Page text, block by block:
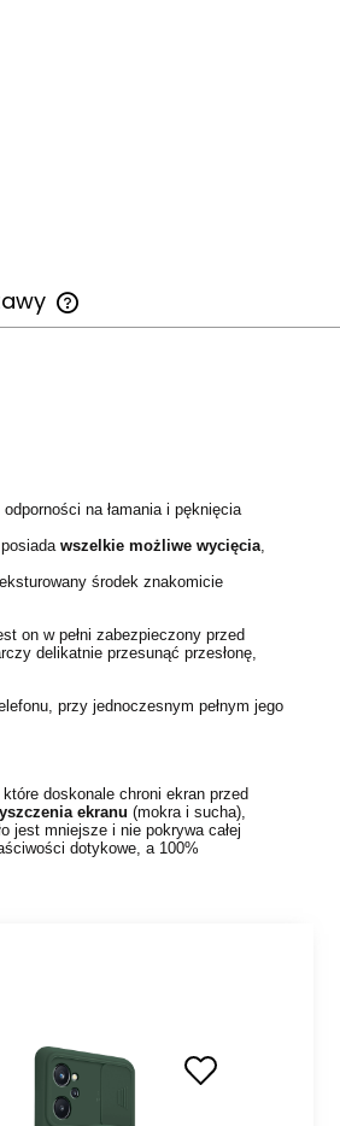
odporności na łamania i pęknięcia
wszelkie możliwe wycięcia
środek znakomicie
on w pełni zabezpieczony przed
delikatnie przesunąć przesłonę,
przy jednoczesnym pełnym jego
, które doskonale chroni ekran przed
ekranu (mokra i sucha),
jest mniejsze i nie pokrywa całej
dotykowe, a 100%